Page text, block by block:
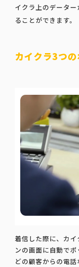
イクラ上のデータ
ることができます。
カイクラ3つ
着信した際に、カ
ンの画面に自動でポ
どの顧客からの電